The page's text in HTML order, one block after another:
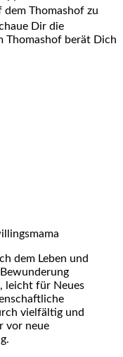
Thomashof zu
Dir die
Thomashof berät Dich
dem Leben und
leicht für Neues
vielfältig und
vor neue